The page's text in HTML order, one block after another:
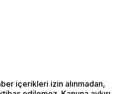
içerikleri izin alınmadan,